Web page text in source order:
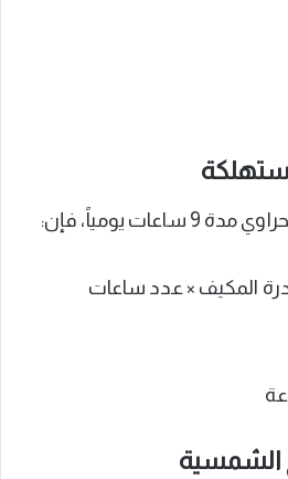
يومياً، فإن:
المكيف × عدد ساعات
الشمسية